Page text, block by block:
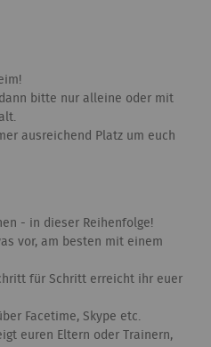
bitte nur alleine oder mit
ausreichend Platz um euch
- in dieser Reihenfolge!
vor, am besten mit einem
für Schritt erreicht ihr euer
Facetime, Skype etc.
euren Eltern oder Trainern,